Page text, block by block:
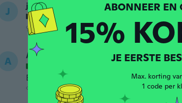
J jaak
Lid geworden van 2019
ongeveer 2 jaar geleden
A Ana
Espetacular muito bom
ongeveer 2 jaar geleden
15%
JE EERSTE
Max. korting
1 code per